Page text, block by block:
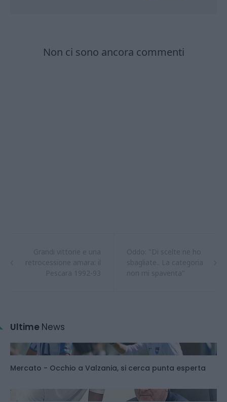
Ultime News
Mercato - Occhio a Valzania, si cerca punta esperta